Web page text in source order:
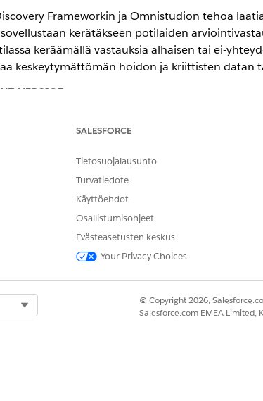
Frameworkin ja Omnistudion tehoa
kerätäkseen potilaiden
keräämällä vastauksia alhaisen tai ei-
keskeytymättömän hoidon ja kriittisten
VERSIOT
Enterprise Edition- ja Edition -
organisaatiosi käyttämään arviointeja ja
Framework. Katso yksityiskohtaiset ohjeet
lääkäreiden valmistelusta arvioinnin käyttöön
SALESFORCE
Tietosuojalausunto
Turvatiedote
Käyttöehdot
Osallistumisohjeet
Evästeasetusten keskus
Your Privacy Choices
© Copyright 2026,
Salesforce.com EMEA Limited,